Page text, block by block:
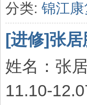
分类: 锦江康
[进修]张居
姓名：张
11.10-